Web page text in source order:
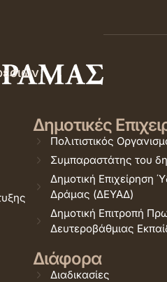
Δημοτικές
Πολιτιστικός
Συμπαραστάτης του
Δημοτική Επιχείρηση
Δράμας (ΔΕΥΑΔ)
Δημοτική Επιτροπή
Δευτεροβάθμιας
Διάφορα
Διαδικασίες